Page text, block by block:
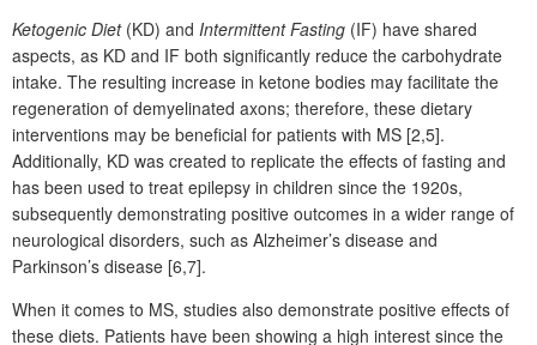
Ketogenic Diet(KD) and Intermittent Fasting (IF) have shared
aspects, as KD and IF both significantly reduce the carbohydrate
intake. The resulting increase in ketone bodies may facilitate the
regeneration of demyelinated axons; therefore, these dietary
interventions may be beneficial for patients with MS [2,5].
Additionally, KD was created to replicate the effects of fasting and
has been used to treat epilepsy in children since the 1920s,
subsequently demonstrating positive outcomes in a wider range of
neurological disorders, such as Alzheimer’s disease and
Parkinson’s disease [6,7].
When it comes to MS, studies also demonstrate positive effects of
these diets. Patients have been showing a high interest since the